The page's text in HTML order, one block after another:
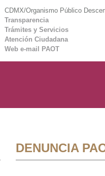
CDMX/Organismo Público
Transparencia
Trámites y Servicios
Atención Ciudadana
Web e-mail PAOT
DENUNCIA